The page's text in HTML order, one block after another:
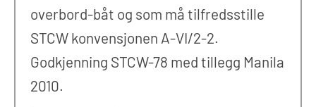
overbord-båt og som må tilfredsstille
STCW konvensjonen A-VI/2-2.
Godkjenning STCW-78 med tillegg Manila
2010.